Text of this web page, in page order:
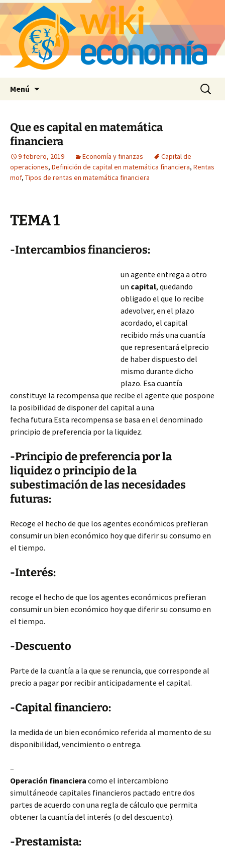
Menú Buscar:
Que es capital en matemática
financiera
9 febrero, 2019 Economía y finanzas
Capital de
operaciones, Definición de capital en matemática financiera, Rentas
mof, Tipos de rentas en matemática financiera
TEMA 1
-Intercambios financieros:
un agente entrega a otro
un capital, quedando
obligado el que lo recibe
adevolver, en el plazo
acordado, el capital
recibido más una cuantía
que representará elprecio
de haber dispuesto del
mismo durante dicho
plazo. Esa cuantía
constituye la recompensa que recibe el agente que pospone
la posibilidad de disponer del capital a una
fecha futura.Esta recompensa se basa en el denominado
principio de preferencia por la liquidez.
-Principio de preferencia por la
liquidezo principio de la
subestimación de las necesidades
futuras:
Recoge el hecho de que los agentes económicos prefieran
consumir un bien económico hoy que diferir su consumo en
el tiempo.
-Interés:
recoge el hecho de que los agentes económicos prefieran
consumir un bien económico hoy que diferir su consumo en
el tiempo.
-Descuento
Parte de la cuantía a la que se renuncia, que corresponde al
precio a pagar por recibir anticipadamente el capital.
-Capital financiero:
la medida de un bien económico referida al momento de su
disponibilidad, vencimiento o entrega.
–
Operación financiera como el intercambiono
simultáneode capitales financieros pactado entre dos
partes de acuerdo con una regla de cálculo que permita
obtener la cuantía del interés (o del descuento).
-Prestamista: